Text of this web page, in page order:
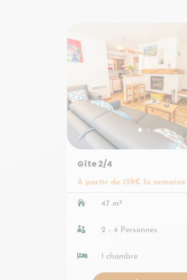
Gîte 2/4
À partir de 159€ la semaine
 47 m²
 2 - 4 Personnes
 1 chambre